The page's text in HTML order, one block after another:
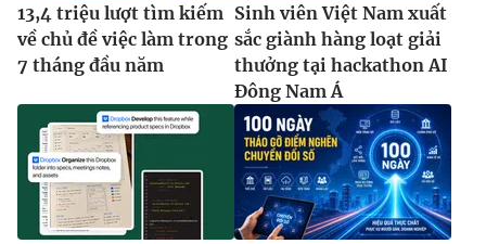
13,4 triệu lượt tìm kiếm
về chủ đề việc làm trong
7 tháng đầu năm
Sinh viên Việt Nam xuất
sắc giành hàng loạt giải
thưởng tại hackathon AI
Đông Nam Á